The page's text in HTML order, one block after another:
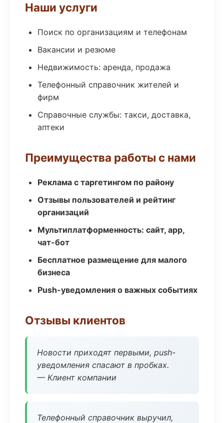
Наши услуги
Поиск по организациям и телефонам
Вакансии и резюме
Недвижимость: аренда, продажа
Телефонный справочник жителей и
фирм
Справочные службы: такси, доставка,
аптеки
Преимущества работы с нами
Реклама с таргетингом по району
Отзывы пользователей и рейтинг
организаций
Мультиплатформенность: сайт, app,
чат-бот
Бесплатное размещение для малого
бизнеса
Push-уведомления о важных событиях
Отзывы клиентов
Новости приходят первыми, push-
уведомления спасают в пробках.
— Клиент компании
Телефонный справочник выручил,